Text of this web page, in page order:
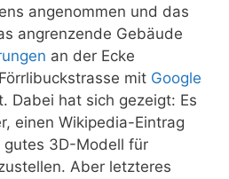
angenommen und das
angrenzende Gebäude
an der Ecke
mit Google
Dabei hat sich gezeigt: Es
einen Wikipedia-Eintrag
gutes 3D-Modell für
Aber letzteres